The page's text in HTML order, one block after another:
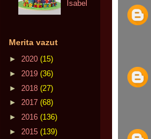
Isabel
Merita vazut
► 2020 (15)
► 2019 (36)
► 2018 (27)
► 2017 (68)
► 2016 (136)
► 2015 (139)